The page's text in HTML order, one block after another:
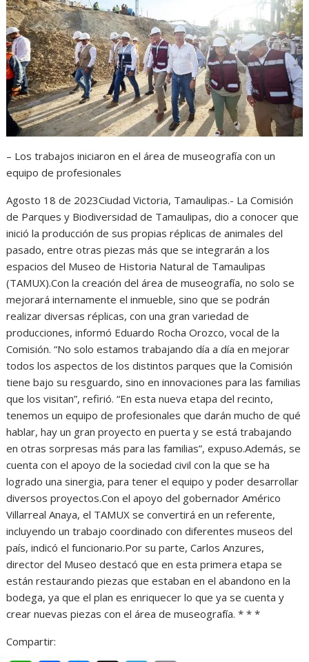
A
p
p
o
o
k
n
g
e
r
r
a
m
– Los trabajos iniciaron en el área de museografía con un
equipo de profesionales
Agosto 18 de 2023Ciudad Victoria, Tamaulipas.- La Comisión
de Parques y Biodiversidad de Tamaulipas, dio a conocer que
inició la producción de sus propias réplicas de animales del
pasado, entre otras piezas más que se integrarán a los
espacios del Museo de Historia Natural de Tamaulipas
(TAMUX).Con la creación del área de museografía, no solo se
mejorará internamente el inmueble, sino que se podrán
realizar diversas réplicas, con una gran variedad de
producciones, informó Eduardo Rocha Orozco, vocal de la
Comisión. “No solo estamos trabajando día a día en mejorar
todos los aspectos de los distintos parques que la Comisión
tiene bajo su resguardo, sino en innovaciones para las familias
que los visitan”, refirió. “En esta nueva etapa del recinto,
tenemos un equipo de profesionales que darán mucho de qué
hablar, hay un gran proyecto en puerta y se está trabajando
en otras sorpresas más para las familias”, expuso.Además, se
cuenta con el apoyo de la sociedad civil con la que se ha
logrado una sinergia, para tener el equipo y poder desarrollar
diversos proyectos.Con el apoyo del gobernador Américo
Villarreal Anaya, el TAMUX se convertirá en un referente,
incluyendo un trabajo coordinado con diferentes museos del
país, indicó el funcionario.Por su parte, Carlos Anzures,
director del Museo destacó que en esta primera etapa se
están restaurando piezas que estaban en el abandono en la
bodega, ya que el plan es enriquecer lo que ya se cuenta y
crear nuevas piezas con el área de museografía. * * *
Compartir: